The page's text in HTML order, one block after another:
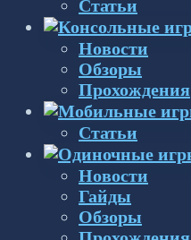
Статьи
Новости
Обзоры
Прохождения
Статьи
Новости
Гайды
Обзоры